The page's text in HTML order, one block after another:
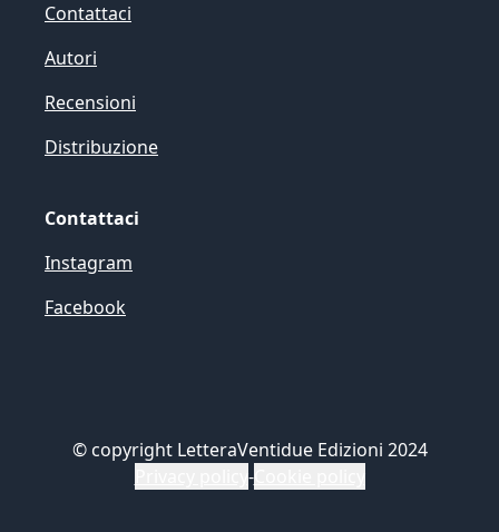
Contattaci
Autori
Recensioni
Distribuzione
Contattaci
Instagram
Facebook
© copyright LetteraVentidue Edizioni 2024
-Cookie policy